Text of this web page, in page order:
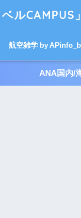
ルCAMPUS」
航空雑学 by
ANA国内/